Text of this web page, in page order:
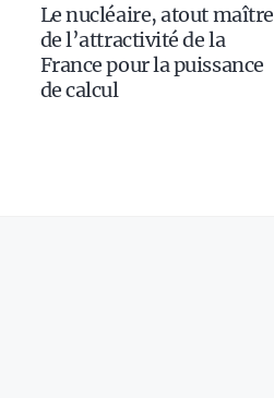
Le nucléaire, atout maître
de l’attractivité de la
France pour la puissance
de calcul